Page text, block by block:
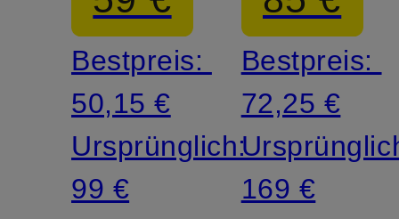
Bestpreis:
50,15 €
Ursprünglich:
99 €
Bestpreis:
72,25 €
169 €